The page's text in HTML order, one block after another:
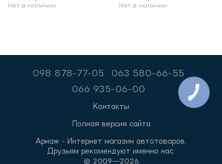
Нет в наличии
Нет в наличии
098 878-77-05
063 580-66-55
066 935-06-00
Контакты
Полная версия сайта
Арнаж - Интернет магазин автотоваров.
Друзьям рекомендуют именно нас.
© 2009—2026